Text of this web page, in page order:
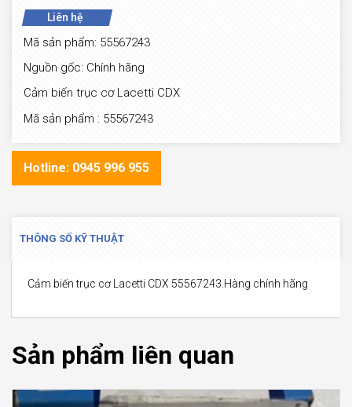
Liên hệ
Mã sản phẩm: 55567243
Nguồn gốc: Chính hãng
Cảm biến trục cơ Lacetti CDX
Mã sản phẩm : 55567243
Hotline: 0945 996 955
THÔNG SỐ KỸ THUẬT
Cảm biến trục cơ Lacetti CDX 55567243.Hàng chính hãng
Sản phẩm liên quan